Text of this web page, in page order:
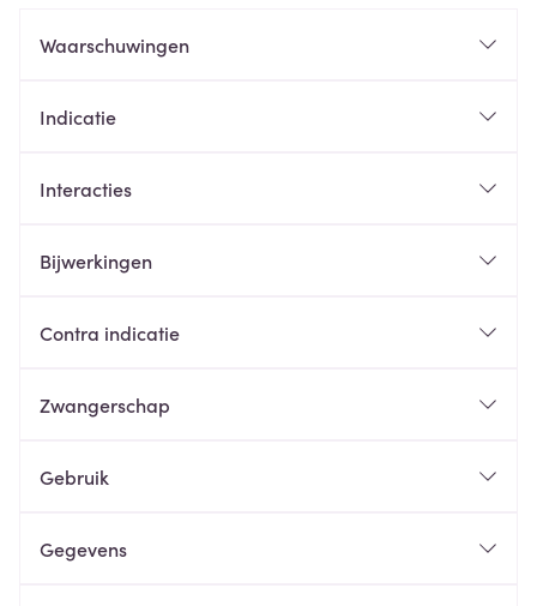
Waarschuwingen
Indicatie
Interacties
Bijwerkingen
Contra indicatie
Zwangerschap
Gebruik
Gegevens